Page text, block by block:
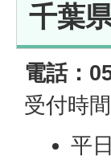
千葉
電話：
受付時間
平